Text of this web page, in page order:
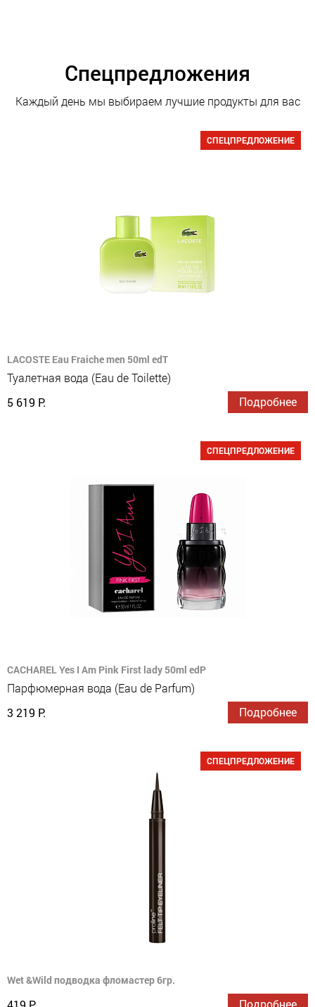
Спецпредложения
Каждый день мы выбираем лучшие продукты для вас
СПЕЦПРЕДЛОЖЕНИЕ
LACOSTE Eau Fraiche men 50ml edT
Туалетная вода (Eau de Toilette)
5 619 Р.
Подробнее
СПЕЦПРЕДЛОЖЕНИЕ
CACHAREL Yes I Am Pink First lady 50ml edP
Парфюмерная вода (Eau de Parfum)
3 219 Р.
Подробнее
СПЕЦПРЕДЛОЖЕНИЕ
Wet &Wild подводка фломастер 6гр.